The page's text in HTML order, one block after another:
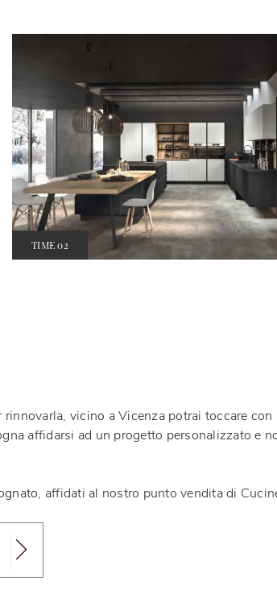
TIME 02
rinnovarla, vicino a Vicenza potrai toccare
affidarsi ad un progetto personalizzato e
affidati al nostro punto vendita di